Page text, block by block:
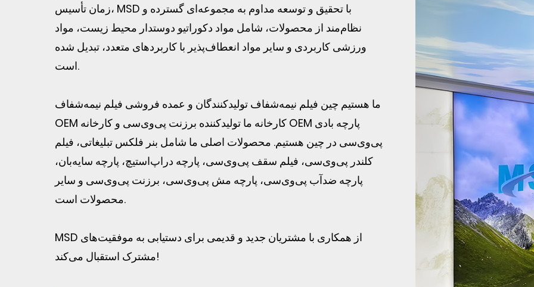
زمان تأسیس، MSD با تحقیق و توسعه مداوم به مجموعه‌ای گسترده و
نظام‌مند از محصولات، شامل مواد دکوراتیو دوستدار محیط زیست، مواد
ورزشی کاربردی و سایر مواد انعطاف‌پذیر با کاربردهای متعدد، تبدیل شده
است.
ما هستیم چین فیلم نیمه‌شفاف تولیدکنندگان و عمده فروشی فیلم نیمه‌شفاف
OEM کارخانه ما تولیدکننده برزنت پی‌وی‌سی و کارخانه OEM پارچه بادی
پی‌وی‌سی در چین هستیم. محصولات اصلی ما شامل بنر فلکس تبلیغاتی، فیلم
کلندر پی‌وی‌سی، فیلم سقف پی‌وی‌سی، پارچه دراپ‌استیچ، پارچه سایه‌بان،
پارچه ضدآب پی‌وی‌سی، پارچه مش پی‌وی‌سی، برزنت پی‌وی‌سی و سایر
محصولات است.
MSD از همکاری با مشتریان جدید و قدیمی برای دستیابی به موفقیت‌های
مشترک استقبال می‌کند!